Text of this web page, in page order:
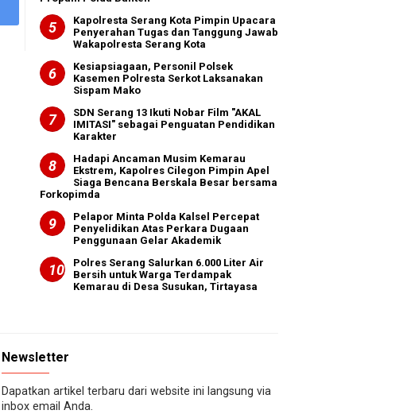
Kapolresta Serang Kota Pimpin Upacara
Penyerahan Tugas dan Tanggung Jawab
Wakapolresta Serang Kota
Kesiapsiagaan, Personil Polsek
Kasemen Polresta Serkot Laksanakan
Sispam Mako
SDN Serang 13 Ikuti Nobar Film "AKAL
IMITASI" sebagai Penguatan Pendidikan
Karakter
Hadapi Ancaman Musim Kemarau
Ekstrem, Kapolres Cilegon Pimpin Apel
Siaga Bencana Berskala Besar bersama
Forkopimda
Pelapor Minta Polda Kalsel Percepat
Penyelidikan Atas Perkara Dugaan
Penggunaan Gelar Akademik
Polres Serang Salurkan 6.000 Liter Air
Bersih untuk Warga Terdampak
Kemarau di Desa Susukan, Tirtayasa
Newsletter
Dapatkan artikel terbaru dari website ini langsung via
inbox email Anda.